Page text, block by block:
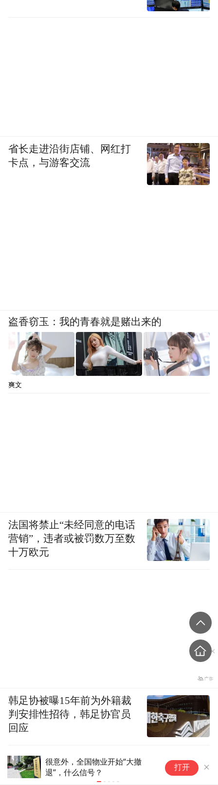
很意外，全国物业开始“大撤
退”，什么信号？
打开
省长走进沿街店铺、网红打
卡点，与游客交流
盗香窃玉：我的青春就是赌出来的
爽文
法国将禁止“未经同意的电话
营销”，违者或被罚数万至数
十万欧元
韩足协被曝15年前为外籍裁
判安排性招待，韩足协官员
回应